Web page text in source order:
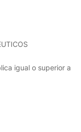
igual o superior a